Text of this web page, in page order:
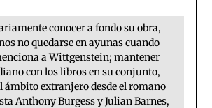
conocer a fondo su obra,
no quedarse en ayunas cuando
a Wittgenstein; mantener
con los libros en su conjunto,
ámbito extranjero desde el romano
Anthony Burgess y Julian Barnes,